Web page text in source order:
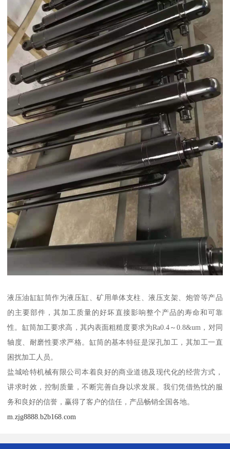
液压油缸缸筒作为液压缸、矿用单体支柱、液压支架、炮管等产品
的主要部件，其加工质量的好坏直接影响整个产品的寿命和可靠
性。缸筒加工要求高，其内表面粗糙度要求为Ra0.4～0.8&um，对同
轴度、耐磨性要求严格。缸筒的基本特征是深孔加工，其加工一直
困扰加工人员。
盐城哈特机械有限公司本着良好的商业道德及现代化的经营方式，
讲求时效，控制质量，不断完善自身以求发展。我们凭借热忱的服
务和良好的信誉，赢得了客户的信任，产品畅销全国各地。
m.zjg8888.b2b168.com